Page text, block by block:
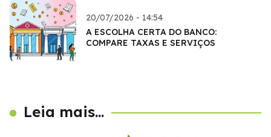
20/07/2026 - 14:54
A ESCOLHA CERTA DO BANCO:
COMPARE TAXAS E SERVIÇOS
Leia mais...